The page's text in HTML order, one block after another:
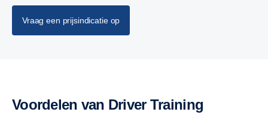
Vraag een prijsindicatie op
Voordelen van Driver Training